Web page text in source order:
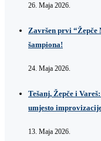
26. Maja 2026.
Završen prvi
šampiona!
24. Maja 2026.
Tešanj, Žepče i
umjesto
13. Maja 2026.